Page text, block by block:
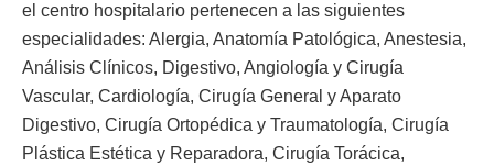
el centro hospitalario pertenecen a las siguientes
especialidades: Alergia, Anatomía Patológica, Anestesia,
Análisis Clínicos, Digestivo, Angiología y Cirugía
Vascular, Cardiología, Cirugía General y Aparato
Digestivo, Cirugía Ortopédica y Traumatología, Cirugía
Plástica Estética y Reparadora, Cirugía Torácica,